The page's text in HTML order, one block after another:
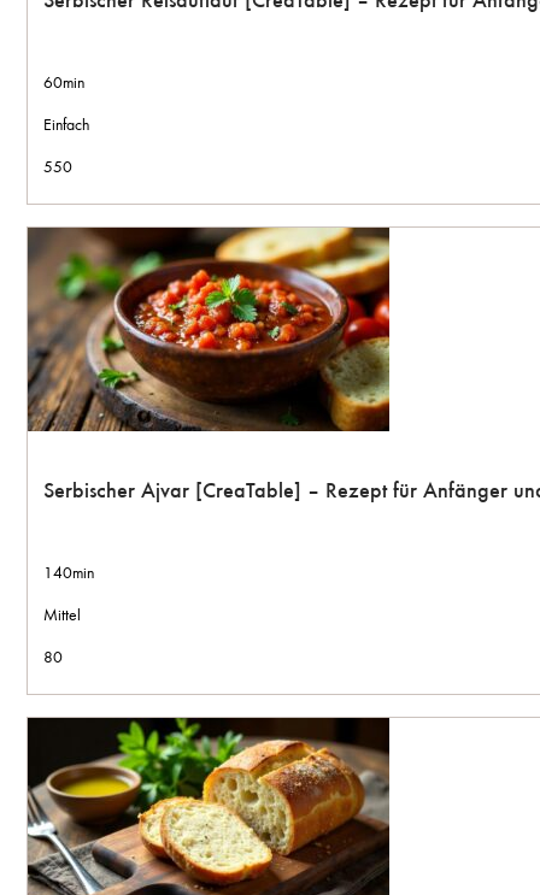
60min
Einfach
550
Serbischer Ajvar [CreaTable] – Rezept für Anfänger
140min
Mittel
80